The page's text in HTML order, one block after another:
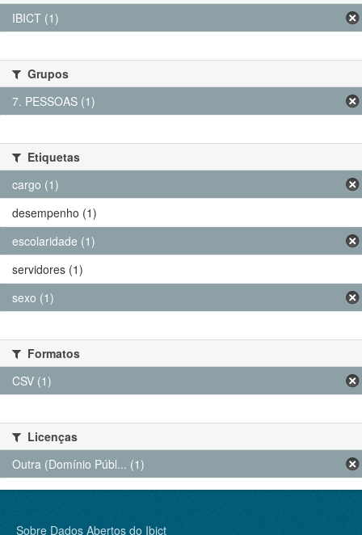
IBICT (1)
Grupos
7. PESSOAS (1)
Etiquetas
cargo (1)
desempenho (1)
escolaridade (1)
servidores (1)
sexo (1)
Formatos
CSV (1)
Licenças
Outra (Domínio Públ... (1)
Sobre Dados Abertos do Ibict